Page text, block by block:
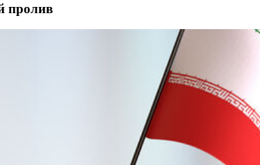
пролив